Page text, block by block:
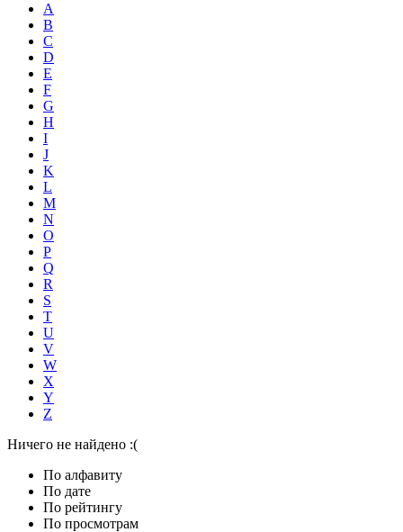
A
B
C
D
E
F
G
H
I
J
K
L
M
N
O
P
Q
R
S
T
U
V
W
X
Y
Z
Ничего не найдено :(
По алфавиту
По дате
По рейтингу
По просмотрам